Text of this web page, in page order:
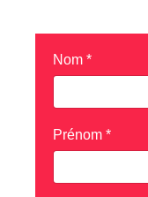
Nom *
Prénom *